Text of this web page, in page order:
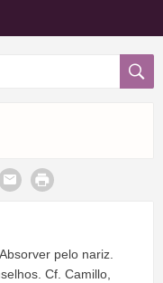
pelo nariz.
Cf. Camillo,